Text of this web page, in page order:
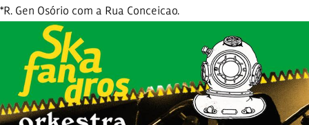
*R. Gen Osório com a Rua Conceicao.